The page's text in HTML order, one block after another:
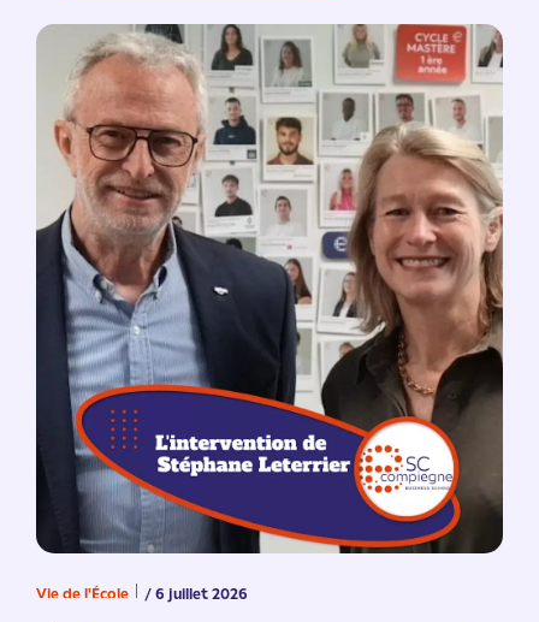
Vie de l'École / 6 juillet 2026